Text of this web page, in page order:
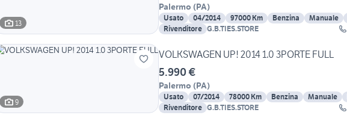
13
Palermo (PA)
Usato 04/2014 97000 Km Benzina Manuale
Rivenditore G.B.TIES.STORE
9
VOLKSWAGEN UP! 2014 1.0 3PORTE FULL
5.990 €
Palermo (PA)
Usato 07/2014 78000 Km Benzina Manuale
Rivenditore G.B.TIES.STORE